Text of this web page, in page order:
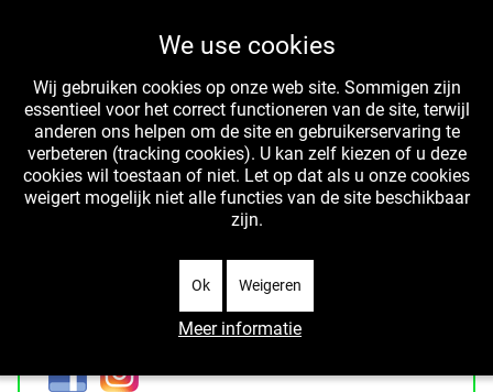
WIT is het collectief van professioneel werkende
We use cookies
Wij gebruiken cookies op onze web site. Sommigen zijn
essentieel voor het correct functioneren van de site, terwijl
anderen ons helpen om de site en gebruikerservaring te
verbeteren (tracking cookies). U kan zelf kiezen of u deze
cookies wil toestaan of niet. Let op dat als u onze cookies
weigert mogelijk niet alle functies van de site beschikbaar
zijn.
Ok Weigeren
Meer informatie